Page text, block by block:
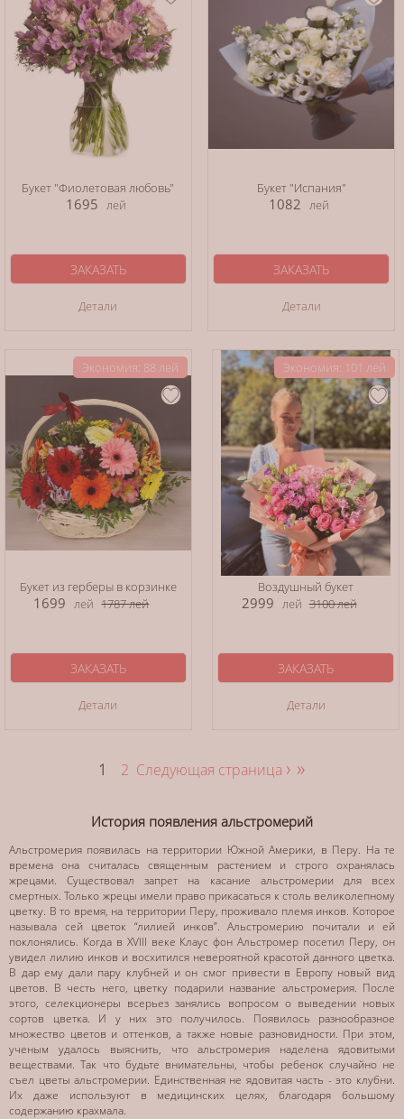
Букет "Фиолетовая любовь"
1695 лей
Детали
ЗАКАЗАТЬ
Букет "Испания"
1082 лей
Детали
ЗАКАЗАТЬ
Экономия: 88 лей
Букет из герберы в корзинке
1699 лей 1787лей
Детали
ЗАКАЗАТЬ
Экономия: 101 лей
Воздушный букет
2999 лей 3100лей
Детали
ЗАКАЗАТЬ
1 2 Следующая страница › »
История появления альстромерий
Альстромерия появилась на территории Южной Америки, в Перу. На те
времена она считалась священным растением и строго охранялась
жрецами. Существовал запрет на касание альстромерии для всех
смертных. Только жрецы имели право прикасаться к столь великолепному
цветку. В то время, на территории Перу, проживало племя инков. Которое
называла сей цветок “лилией инков”. Альстромерию почитали и ей
поклонялись. Когда в XVIII веке Клаус фон Альстромер посетил Перу, он
увидел лилию инков и восхитился невероятной красотой данного цветка.
В дар ему дали пару клубней и он смог привести в Европу новый вид
цветов. В честь него, цветку подарили название альстромерия. После
этого, селекционеры всерьез занялись вопросом о выведении новых
сортов цветка. И у них это получилось. Появилось разнообразное
множество цветов и оттенков, а также новые разновидности. При этом,
ученым удалось выяснить, что альстромерия наделена ядовитыми
веществами. Так что будьте внимательны, чтобы ребенок случайно не
съел цветы альстромерии. Единственная не ядовитая часть - это клубни.
Их даже используют в медицинских целях, благодаря большому
содержанию крахмала.